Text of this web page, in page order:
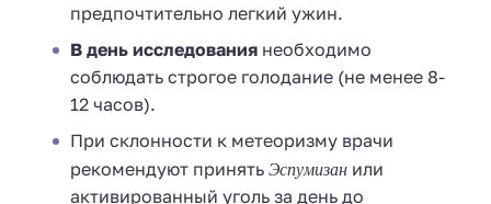
предпочтительно легкий ужин.
В день исследования необходимо
соблюдать строгое голодание (не менее 8-
12 часов).
При склонности к метеоризму врачи
рекомендуют принять Эспумизан или
активированный уголь за день до